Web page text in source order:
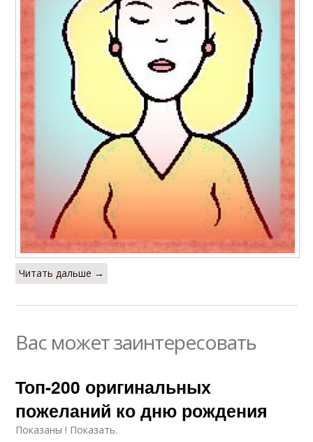
Читать дальше →
Вас может заинтересовать
Топ-200 оригинальных
пожеланий ко дню рождения
Показаны ! Показать.